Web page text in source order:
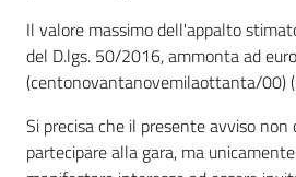
Il valore massimo dell'appalto
del D.lgs. 50/2016, ammonta ad
(centonovantanovemilaottanta/00)
Si precisa che il presente avviso
partecipare alla gara, ma